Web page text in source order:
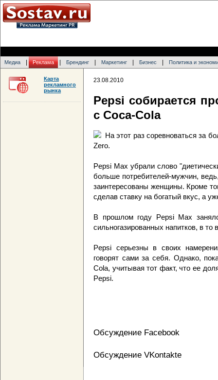
Медиа Реклама Брендинг Маркетинг Бизнес Политика и
23.08.2010
Pepsi собирается
с Coca-Cola
На этот раз соревноваться за
Zero.
Pepsi Max убрали слово
больше потребителей-мужчин,
заинтересованы женщины. Кроме
сделав ставку на богатый вкус, а
В прошлом году Pepsi Max
сильногазированных напитков, в
Pepsi серьезны в своих
говорят сами за себя. Однако,
Cola, учитывая тот факт, что ее
Pepsi.
Обсуждение Facebook
Обсуждение VKontakte
Карта
рекламного
рынка